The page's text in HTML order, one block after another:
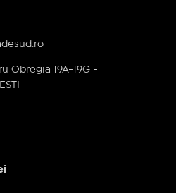
Obregia 19A-19G -